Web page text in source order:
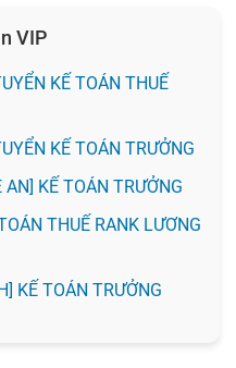
VIP
KẾ TOÁN THUẾ
KẾ TOÁN TRƯỞNG
AN] KẾ TOÁN TRƯỞNG
THUẾ RANK LƯƠNG
KẾ TOÁN TRƯỞNG